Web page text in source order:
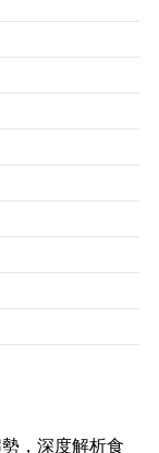
，深度解析食